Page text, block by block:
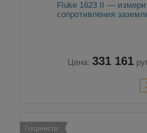
Fluke 1623 II —
сопротивления
Цена: 331 161
Госреестр